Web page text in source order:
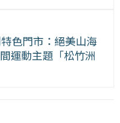
色門市：絕美山海
運動主題「松竹洲